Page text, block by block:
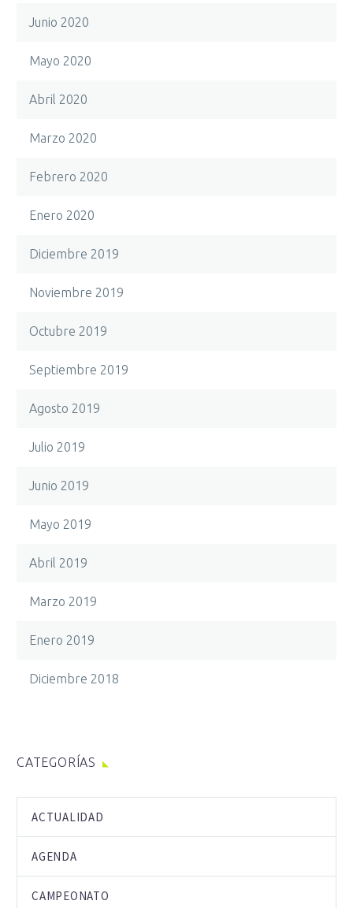
Junio 2020
Mayo 2020
Abril 2020
Marzo 2020
Febrero 2020
Enero 2020
Diciembre 2019
Noviembre 2019
Octubre 2019
Septiembre 2019
Agosto 2019
Julio 2019
Junio 2019
Mayo 2019
Abril 2019
Marzo 2019
Enero 2019
Diciembre 2018
CATEGORÍAS
ACTUALIDAD
AGENDA
CAMPEONATO